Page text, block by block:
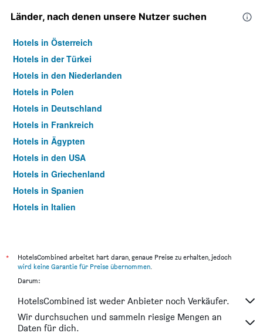
Länder, nach denen unsere Nutzer suchen
Hotels in Österreich
Hotels in der Türkei
Hotels in den Niederlanden
Hotels in Polen
Hotels in Deutschland
Hotels in Frankreich
Hotels in Ägypten
Hotels in den USA
Hotels in Griechenland
Hotels in Spanien
Hotels in Italien
*
HotelsCombined arbeitet hart daran, genaue Preise zu erhalten, jedoch
wird keine Garantie für Preise übernommen.
Darum:
HotelsCombined ist weder Anbieter noch Verkäufer.
Wir durchsuchen und sammeln riesige Mengen an
Daten für dich.